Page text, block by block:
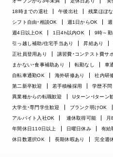
18時までの退社
午後出社 残業ほぼな
シフト自由・相談OK
週1日からOK
週4日以上OK
1日4h以内OK 9時～勤
引っ越し補助/住宅手当あり
昇給あり
正社員登用あり
講習費・コンテスト費サ
まかない・食事補助あり
転勤なし 車
自転車通勤OK
海外研修あり 社内研
第二新卒歓迎
若手積極採用 学歴不問
異業種からの転職歓迎
Uターン・Iターン
大学生・専門学生歓迎
ブランク明けOK
アルバイト入社OK
連休取得可能 月
年間休日110日以上
日曜日休み 有給
休日数選択OK
長期休暇あり 完全週